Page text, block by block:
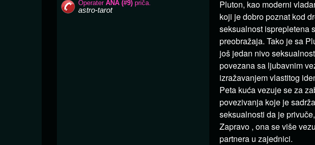
Pluton, kao moderni
koji je dobro poznat kod
seksualnost isprepletena
preobražaja. Tako je sa
još jedan nivo
povezana sa ljubavnim
izražavanjem vlastitog
Peta kuća vezuje se za
povezivanja koje je
seksualnosti da je
Zapravo , ona se više
partnera u zajednici.